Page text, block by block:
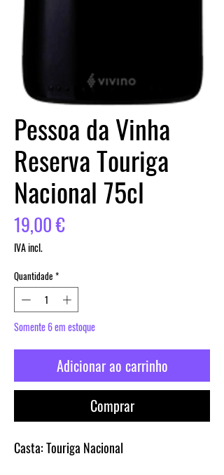
Pessoa da Vinha
Reserva Touriga
Nacional 75cl
19,00 €Preço
IVA incl.
Quantidade *
Somente 6 em estoque
Adicionar ao carrinho
Comprar
Casta:Touriga Nacional